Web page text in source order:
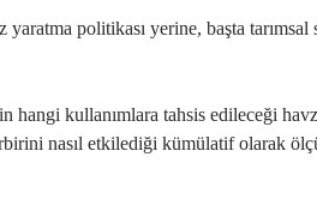
politikası yerine, başta
hangi kullanımlara tahsis edileceği
nasıl etkilediği kümülatif olarak